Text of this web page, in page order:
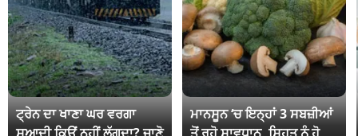
ਟ੍ਰੇਨ ਦਾ ਖਾਣਾ ਘਰ ਵਰਗਾ
ਮਾਨਸੂਨ ‘ਚ ਇਨ੍ਹਾਂ 3 ਸਬਜ਼ੀਆਂ